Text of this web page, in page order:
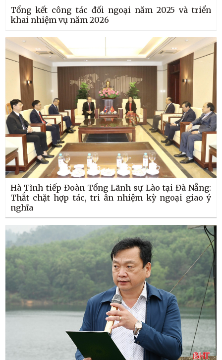
Tổng kết công tác đối ngoại năm 2025 và triển
khai nhiệm vụ năm 2026
Hà Tĩnh tiếp Đoàn Tổng Lãnh sự Lào tại Đà Nẵng:
Thắt chặt hợp tác, tri ân nhiệm kỳ ngoại giao ý
nghĩa